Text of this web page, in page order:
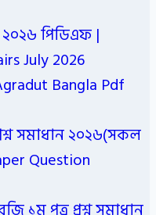
২০২৬ পিডিএফ |
July 2026
Bangla Pdf
সমাধান ২০২৬(সকল
Question